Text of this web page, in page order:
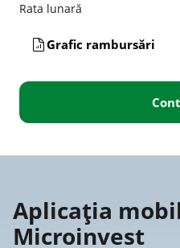
Rata lunară
Grafic rambursări
Aplicația
Microinvest